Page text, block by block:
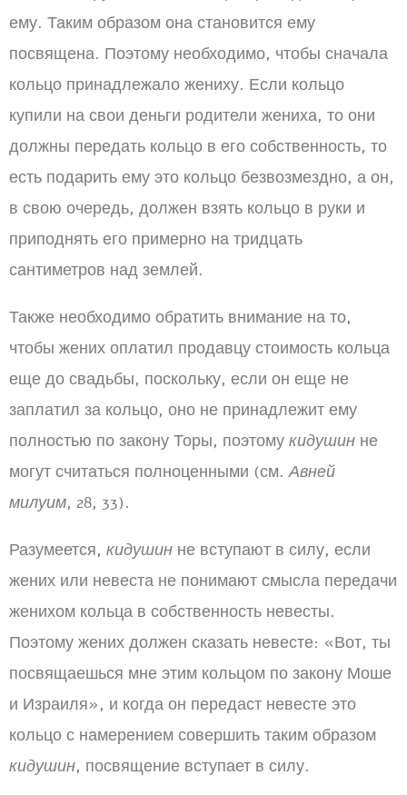
ему. Таким образом она становится ему
посвящена. Поэтому необходимо, чтобы сначала
кольцо принадлежало жениху. Если кольцо
купили на свои деньги родители жениха, то они
должны передать кольцо в его собственность, то
есть подарить ему это кольцо безвозмездно, а он,
в свою очередь, должен взять кольцо в руки и
приподнять его примерно на тридцать
сантиметров над землей.
Также необходимо обратить внимание на то,
чтобы жених оплатил продавцу стоимость кольца
еще до свадьбы, поскольку, если он еще не
заплатил за кольцо, оно не принадлежит ему
полностью по закону Торы, поэтому кидушин не
могут считаться полноценными (см.Авней
милуим, 28, 33).
Разумеется, кидушин не вступают в силу, если
жених или невеста не понимают смысла передачи
женихом кольца в собственность невесты.
Поэтому жених должен сказать невесте: «Вот, ты
посвящаешься мне этим кольцом по закону Моше
и Израиля», и когда он передаст невесте это
кольцо с намерением совершить таким образом
кидушин, посвящение вступает в силу.